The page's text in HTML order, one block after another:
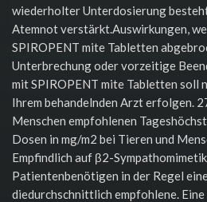
wiederholter Unterdosierung
Atemnot verstärkt.Auswirkungen,
SPIROPENT mite Tabletten
Unterbrechung oder vorzeitige
mit SPIROPENT mite Tabletten soll
Ihrem behandelnden Arzt erfolgen.
Menschen empfohlenen
Dosen in mg/m2 bei Tieren und
Empfindlich auf β2-
Patientenbenötigen in der Regel
diedurchschnittlich empfohlene.